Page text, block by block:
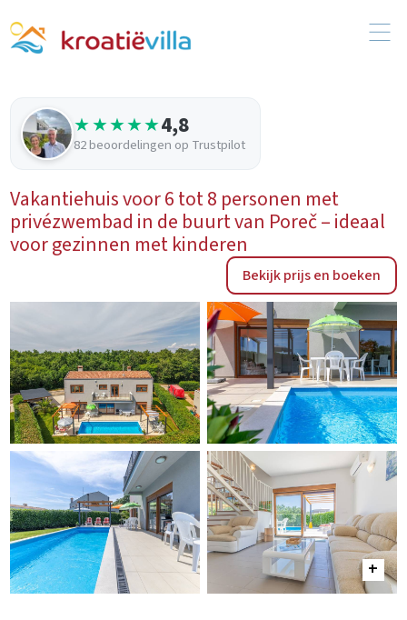
★★★★★4,8
82 beoordelingen op Trustpilot
Vakantiehuis voor 6 tot 8 personen met
privézwembad in de buurt van Poreč – ideaal
voor gezinnen met kinderen
Bekijk prijs en boeken